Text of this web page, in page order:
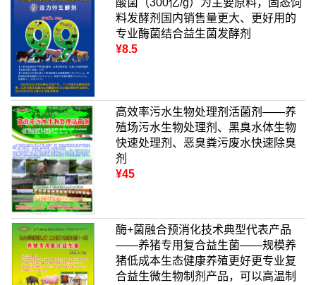
料发酵剂国内销售量更大、更好用的
专业酶菌结合益生菌发酵剂
¥8.5
高效率污水生物处理剂活菌剂——养
殖场污水生物处理剂、黑臭水体生物
快速处理剂、恶臭粪污废水快速除臭
剂
¥45
酶+菌融合预消化技术典型代表产品
——养猪专用复合益生菌——规模养
猪低成本生态健康养殖更好更专业复
合益生微生物制剂产品，可以高温制